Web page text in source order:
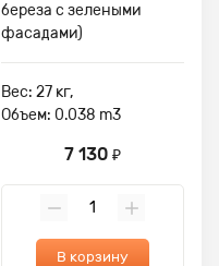
береза с зелеными
фасадами)
Вес: 27 кг,
Объем: 0.038 m3
7 130 ₽
В корзину